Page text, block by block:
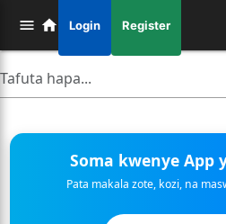
Login Register
Soma kwenye App
Pata makala zote, kozi, na